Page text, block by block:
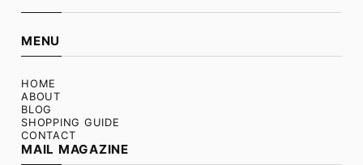
MENU
HOME
ABOUT
BLOG
SHOPPING GUIDE
CONTACT
MAIL MAGAZINE